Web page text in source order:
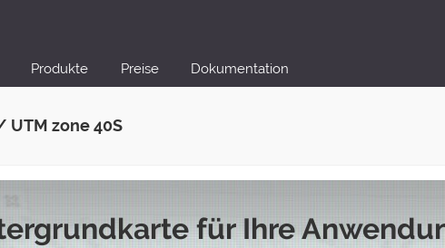
Produkte Preise Dokumentation
UTM zone 40S
für Ihre